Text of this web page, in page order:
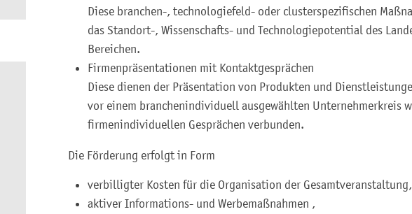
Diese branchen-, technologiefeld- oder clusterspezifischen
das Standort-, Wissenschafts- und Technologiepotential des
Bereichen.
Firmenpräsentationen mit Kontaktgesprächen
Diese dienen der Präsentation von Produkten und
vor einem branchenindividuell ausgewählten Unternehmerkreis
firmenindividuellen Gesprächen verbunden.
Die Förderung erfolgt in Form
verbilligter Kosten für die Organisation der Gesamtveranstaltung,
aktiver Informations- und Werbemaßnahmen ,